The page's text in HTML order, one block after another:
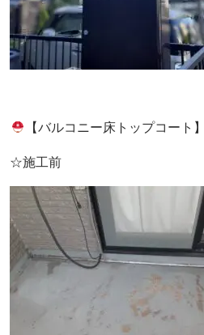
【バルコニー床トップコート】
☆施工前